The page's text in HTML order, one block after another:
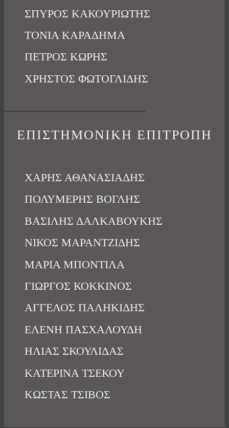
ΣΠΥΡΟΣ ΚΑΚΟΥΡΙΩΤΗΣ
ΤΟΝΙΑ ΚΑΡΑΔΗΜΑ
ΠΕΤΡΟΣ ΚΩΡΗΣ
ΧΡΗΣΤΟΣ ΦΩΤΟΓΛΙΔΗΣ
ΕΠΙΣΤΗΜΟΝΙΚΗ ΕΠΙΤΡΟΠΗ
ΧΑΡΗΣ ΑΘΑΝΑΣΙΑΔΗΣ
ΠΟΛΥΜΕΡΗΣ ΒΟΓΛΗΣ
ΒΑΣΙΛΗΣ ΔΑΛΚΑΒΟΥΚΗΣ
ΝΙΚΟΣ ΜΑΡΑΝΤΖΙΔΗΣ
ΜΑΡΙΑ ΜΠΟΝΤΙΛΑ
ΓΙΩΡΓΟΣ ΚΟΚΚΙΝΟΣ
ΑΓΓΕΛΟΣ ΠΑΛΗΚΙΔΗΣ
ΕΛΕΝΗ ΠΑΣΧΑΛΟΥΔΗ
ΗΛΙΑΣ ΣΚΟΥΛΙΔΑΣ
ΚΑΤΕΡΙΝΑ ΤΣΕΚΟΥ
ΚΩΣΤΑΣ ΤΣΙΒΟΣ